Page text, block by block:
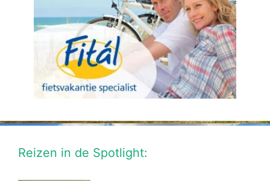
Reizen in de Spotlight: